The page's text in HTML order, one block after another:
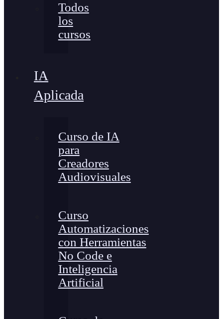
Todos
los
cursos
IA
Aplicada
Curso de IA
para
Creadores
Audiovisuales
Curso
Automatizaciones
con Herramientas
No Code e
Inteligencia
Artificial